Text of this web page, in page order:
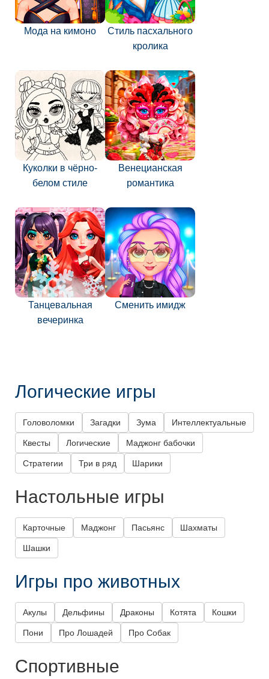
Мода на кимоно
Стиль пасхального
кролика
Куколки в чёрно-
белом стиле
Венецианская
романтика
Танцевальная
вечеринка
Сменить имидж
Логические игры
Головоломки Загадки Зума Интеллектуальные
Квесты Логические Маджонг бабочки
Стратегии Три в ряд Шарики
Настольные игры
Карточные Маджонг Пасьянс Шахматы
Шашки
Игры про животных
Акулы Дельфины Драконы Котята Кошки
Пони Про Лошадей Про Собак
Спортивные